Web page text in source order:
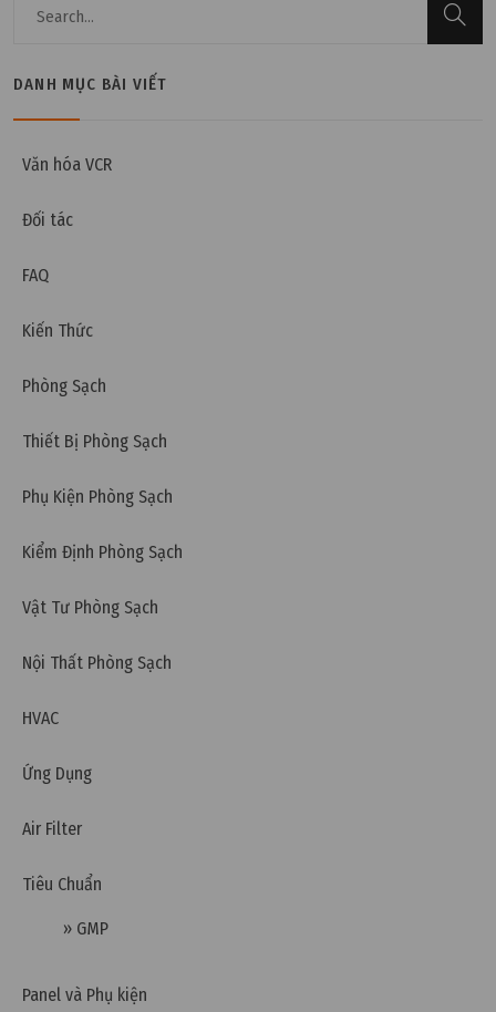
Thứ bảy, 07/01/2023 | 09:28
ASHRAE 52 là gì? Phân biệt ASHRAE 52.1 và ASHRAE
Lưới lọc bụi: Phân loại và ứng dụng
DANH MỤC BÀI VIẾT
Văn hóa VCR
Đối tác
FAQ
Kiến Thức
Phòng Sạch
Thiết Bị Phòng Sạch
Phụ Kiện Phòng Sạch
Kiểm Định Phòng Sạch
Vật Tư Phòng Sạch
Nội Thất Phòng Sạch
HVAC
Ứng Dụng
Air Filter
Tiêu Chuẩn
» GMP
Panel và Phụ kiện